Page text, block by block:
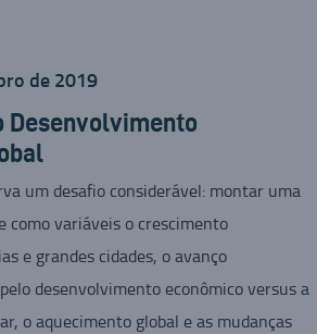
de 2019
Desenvolvimento
um desafio considerável: montar uma
como variáveis o crescimento
e grandes cidades, o avanço
desenvolvimento econômico versus a
o aquecimento global e as mudanças